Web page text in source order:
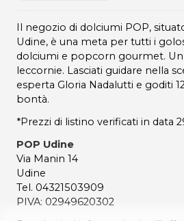
Il negozio di dolciumi POP,
Udine, è una meta per tutti i
dolciumi e popcorn gourmet.
leccornie. Lasciati guidare nella
esperta Gloria Nadalutti e goditi
bontà.
*Prezzi di listino verificati in data
POP Udine
Via Manin 14
Udine
Tel. 04321503909
PIVA: 02949620302